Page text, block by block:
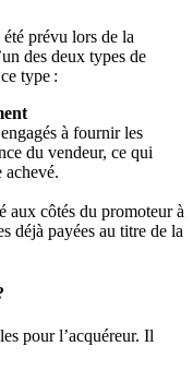
prévu lors de la
des deux types de
type :
à fournir les
du vendeur, ce qui
achevé.
aux côtés du promoteur à
déjà payées au titre de la
pour l’acquéreur. Il